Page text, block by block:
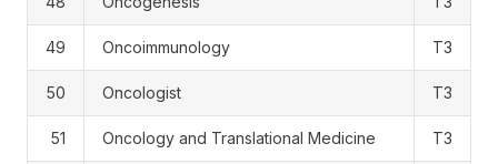
49 Oncoimmunology T3
50 Oncologist T3
51 Oncology and Translational Medicine T3